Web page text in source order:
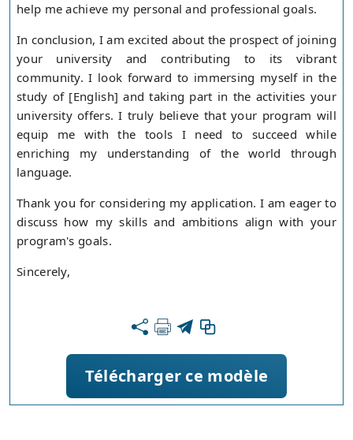
help me achieve my personal and professional goals.
In conclusion, I am excited about the prospect of joining
your university and contributing to its vibrant
community. I look forward to immersing myself in the
study of [English] and taking part in the activities your
university offers. I truly believe that your program will
equip me with the tools I need to succeed while
enriching my understanding of the world through
language.
Thank you for considering my application. I am eager to
discuss how my skills and ambitions align with your
program's goals.
Sincerely,
Télécharger ce modèle